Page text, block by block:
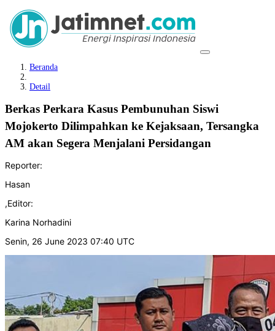
Beranda
Detail
Berkas Perkara Kasus Pembunuhan Siswi
Mojokerto Dilimpahkan ke Kejaksaan, Tersangka
AM akan Segera Menjalani Persidangan
Reporter:
Hasan
,Editor:
Karina Norhadini
Senin, 26 June 2023 07:40 UTC